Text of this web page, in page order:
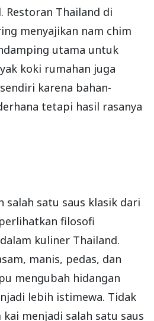
Restoran Thailand di
menyajikan nam chim
utama untuk
koki rumahan juga
karena bahan-
tetapi hasil rasanya
salah satu saus klasik dari
filosofi
kuliner Thailand.
manis, pedas, dan
mengubah hidangan
lebih istimewa. Tidak
menjadi salah satu saus